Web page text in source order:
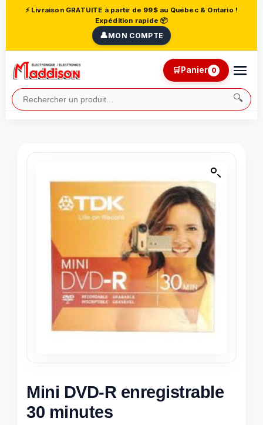
⚡ Livraison GRATUITE à partir de 99$ au Québec & Ontario !
Expédition rapide 📦
👤MON COMPTE
🔍
🛒Panier 0
Mini DVD-R enregistrable
30 minutes